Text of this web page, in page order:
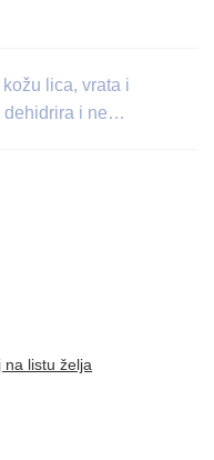
lica, vrata i
dehidrira i ne…
na listu želja